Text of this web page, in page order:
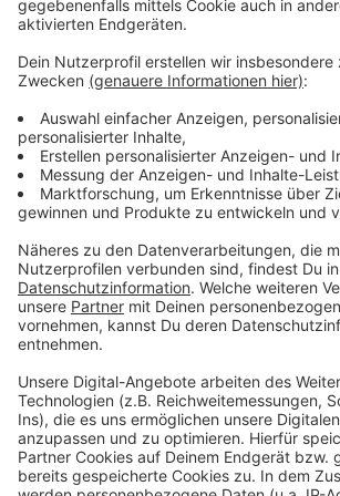
Am kommenden Wochenende reist die
beim Hamburger SV zu Gast. Wir sind
Anzeige
Weitere Infos und Links zum
Anzeige
Hier geht es zur Tabelle
Anzeige